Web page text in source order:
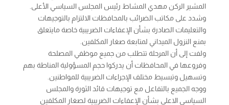
المشير الركن مهدي المشاط رئيس المجلس السياسي الأعلى.
وشدد على مكاتب الضرائب بالمحافظات الالتزام بالتوجيهات
والتعليمات الصادرة بشأن الإعفاءات الضريبية خاصة مايتعلق
بمنع النزول الميداني لمتابعة صغار المكلفين.
ولفت إلى أن المرحلة تتطلب من جميع موظفي المصلحة
وفروعها في المحافظات أن يدركوا حجم المسؤولية المناطة بهم
وتسهيل وتبسيط مختلف الإجراءات الضريبية للمواطنين.
ووجه الجميع بالتفاعل مع توجيهات قائد الثورة والمجلس
السياسي الاعلى بشأن الإعفاءات الضريبية لصغار المكلفين